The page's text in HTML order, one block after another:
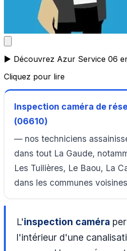
▶️ Découvrez Azur Service 06
Cliquez pour lire
Inspection caméra de
(06610)
— nos techniciens
dans tout La Gaude,
Les Tuilières, Le Baou, La
dans les communes
L'inspection caméra
l'intérieur d'une